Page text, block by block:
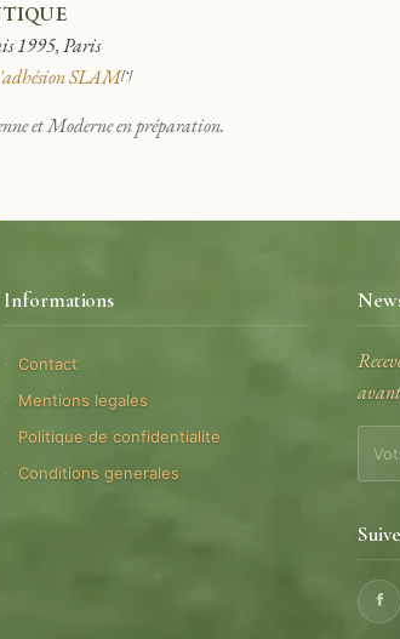
1995, Paris
SLAM[*]
et Moderne en préparation.
Informations
Contact
Mentions legales
Politique de confidentialite
Conditions generales